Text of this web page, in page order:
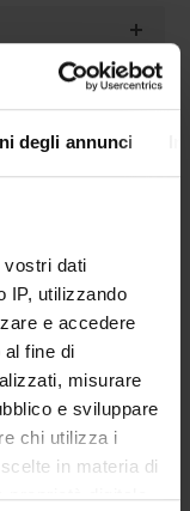
degli annunci
dati
IP, utilizzando
e accedere
fine di
misurare
e sviluppare
chi utilizza i
in materia di
proprietà digitale